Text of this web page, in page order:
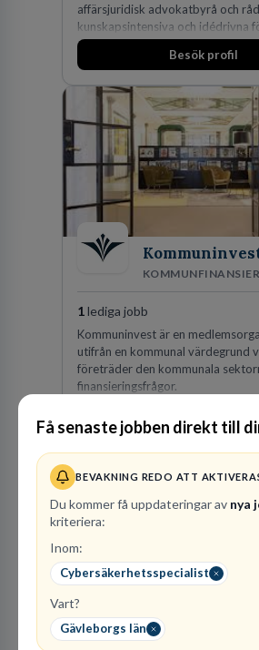
Få senaste jobben direkt till
BEVAKNING REDO ATT
Du kommer få uppdateringar av nya
kriteriera:
Inom:
Cybersäkerhetsspecialist
Vart?
Gävleborgs län
affärsjuridisk advokatbyrå och
kunskapsintensiva och idédrivna
expertis inom IP-tillgångar har
marknadsledande position. Våra
skydda, utveckla och
företagets viktigaste tillgångar.
Besök profil
1 lediga jobb
Kommuninvest är en
utifrån en kommunal värdegrund
företräder den kommunala
finansieringsfrågor.
Besök profil
Advokatfirma
Piper Sweden